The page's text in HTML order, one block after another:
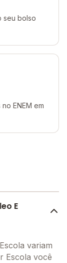
seu bolso
ENEM em
E
variam
Escola você